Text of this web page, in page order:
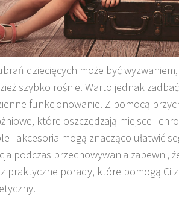
dziecięcych może być
szybko rośnie. Warto jednak
funkcjonowanie. Z pomocą
które oszczędzają miejsce i
i akcesoria mogą znacząco ułatwić
podczas przechowywania zapewni,
praktyczne porady, które pomogą Ci